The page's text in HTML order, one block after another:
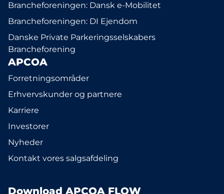
Brancheforeningen: Dansk e-Mobilitet
Brancheforeningen: DI Ejendom
Danske Private Parkeringsselskabers
Brancheforening
APCOA
Forretningsområder
Erhvervskunder og partnere
Karriere
Investorer
Nyheder
Kontakt vores salgsafdeling
Download APCOA FLOW